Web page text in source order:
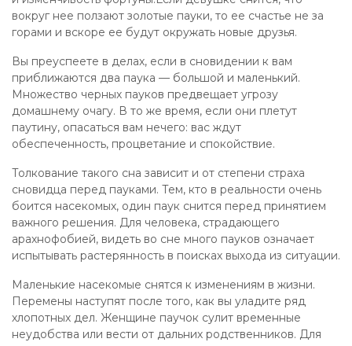
вокруг нее ползают золотые пауки, то ее счастье не за
горами и вскоре ее будут окружать новые друзья.
Вы преуспеете в делах, если в сновидении к вам
приближаются два паука — большой и маленький.
Множество черных пауков предвещает угрозу
домашнему очагу. В то же время, если они плетут
паутину, опасаться вам нечего: вас ждут
обеспеченность, процветание и спокойствие.
Толкование такого сна зависит и от степени страха
сновидца перед пауками. Тем, кто в реальности очень
боится насекомых, один паук снится перед принятием
важного решения. Для человека, страдающего
арахнофобией, видеть во сне много пауков означает
испытывать растерянность в поисках выхода из ситуации.
Маленькие насекомые снятся к изменениям в жизни.
Перемены наступят после того, как вы уладите ряд
хлопотных дел. Женщине паучок сулит временные
неудобства или вести от дальних родственников. Для